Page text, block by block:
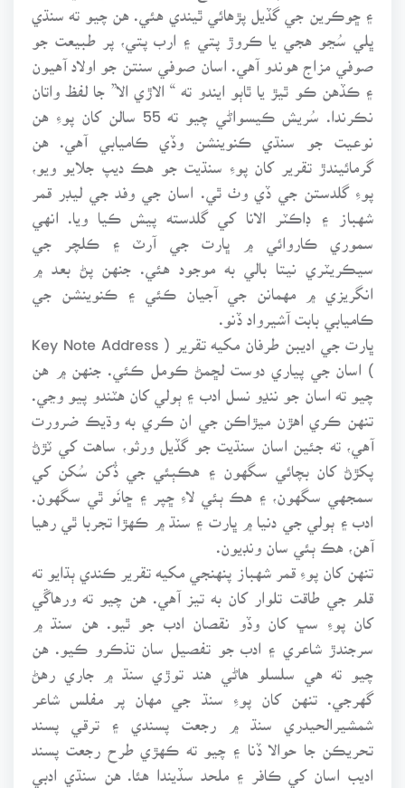
۽ ڇوڪرين جي گڏيل پڙهائي ٿيندي هئي. هن چيو ته سنڌي
ڀلي سُڃو هجي يا ڪروڙ پتي ۽ ارب پتي، پر طبيعت جو
صوفي مزاج هوندو آهي. اسان صوفي سنتن جو اولاد آهيون
۽ ڪڏهن ڪو ٿيڙ يا ٿاٻو ايندو ته “ الاڙي الا” جا لفظ واتان
نڪرندا. سُريش ڪيسواڻي چيو ته 55 سالن کان پوءِ هن
نوعيت جو سنڌي ڪنوينشن وڏي ڪاميابي آهي. هن
گرمائيندڙ تقرير کان پوءِ سنڌيت جو هڪ ديپ جلايو ويو،
پوءِ گلدستن جي ڏي وٺ ٿي. اسان جي وفد جي ليڊر قمر
شهباز ۽ ڊاڪٽر الانا کي گلدسته پيش ڪيا ويا. انهي
سموري ڪاروائي ۾ ڀارت جي آرٽ ۽ ڪلچر جي
سيڪريٽري نيتا بالي به موجود هئي. جنهن پڻ بعد ۾
انگريزي ۾ مهمانن جي آجيان ڪئي ۽ ڪنوينشن جي
ڪاميابي بابت آشيرواد ڏنو.
ڀارت جي اديبن طرفان مکيه تقرير ( Key Note Address
) اسان جي پياري دوست لڇمڻ ڪومل ڪئي. جنهن ۾ هن
چيو ته اسان جو ننڍو نسل ادب ۽ ٻولي کان هٽندو پيو وڃي.
تنهن ڪري اهڙن ميڙاڪن جي ان ڪري به وڌيڪ ضرورت
آهي، ته جئين اسان سنڌيت جو گڏيل ورثو، ساهت کي ٽڙڻ
پکڙڻ کان بچائي سگهون ۽ هڪٻئي جي ڏُکن سُکن کي
سمجهي سگهون، ۽ هڪ ٻئي لاءِ ڇپر ۽ ڇانَو ٿي سگهون.
ادب ۽ ٻولي جي دنيا ۾ ڀارت ۽ سنڌ ۾ ڪهڙا تجربا ٿي رهيا
آهن، هڪ ٻئي سان ونڊيون.
تنهن کان پوءِ قمر شهباز پنهنجي مکيه تقرير ڪندي ٻڌايو ته
قلم جي طاقت تلوار کان به تيز آهي. هن چيو ته ورهاڱي
کان پوءِ سڀ کان وڏو نقصان ادب جو ٿيو. هن سنڌ ۾
سرجندڙ شاعري ۽ ادب جو تفصيل سان تذڪرو ڪيو. هن
چيو ته هي سلسلو هاڻي هند توڙي سنڌ ۾ جاري رهڻ
گهرجي. تنهن کان پوءِ سنڌ جي مهان پر مفلس شاعر
شمشيرالحيدري سنڌ ۾ رجعت پسندي ۽ ترقي پسند
تحريڪن جا حوالا ڏنا ۽ چيو ته ڪهڙي طرح رجعت پسند
اديب اسان کي ڪافر ۽ ملحد سڏيندا هئا. هن سنڌي ادبي